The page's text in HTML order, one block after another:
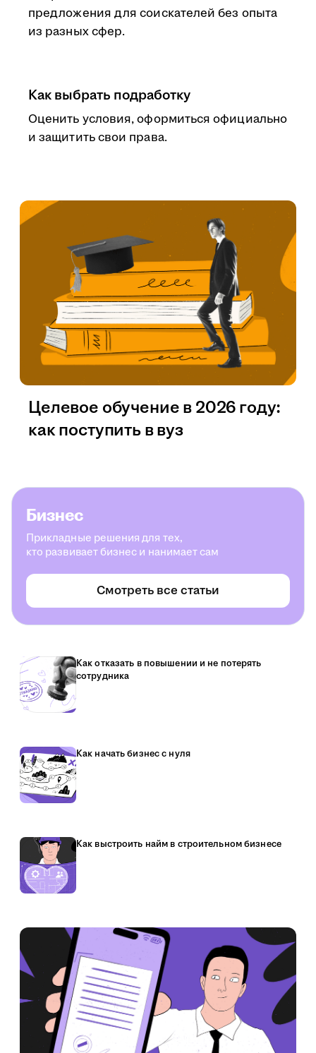
предложения для соискателей без опыта
из разных сфер.
Как выбрать подработку
Оценить условия, оформиться официально
и защитить свои права.
Целевое обучение в 2026 году:
как поступить в вуз
Бизнес
Прикладные решения для тех,
кто развивает бизнес и нанимает сам
Смотреть все статьи
Как отказать в повышении и не потерять
сотрудника
Как начать бизнес с нуля
Как выстроить найм в строительном бизнесе